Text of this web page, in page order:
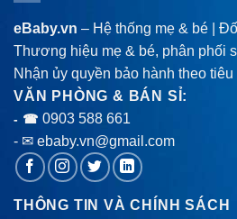
eBaby.vn – Hệ thống mẹ & bé |
Thương hiệu mẹ & bé, phân phối
Nhận ủy quyền bảo hành theo
VĂN PHÒNG & BÁN SỈ:
- ☎ 0903 588 661
- ✉ ebaby.vn@gmail.com
THÔNG TIN VÀ CHÍNH SÁCH